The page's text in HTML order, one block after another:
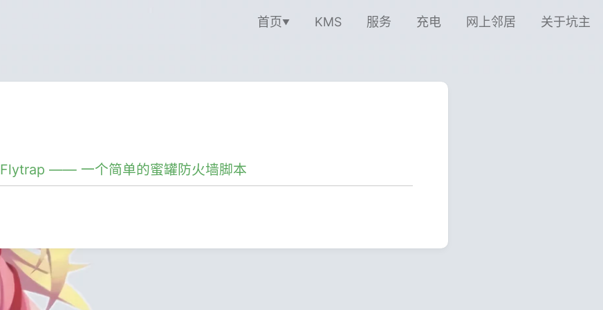
首页 KMS 服务 充电 网上邻居 关于坑主
Flytrap —— 一个简单的蜜罐防火墙脚本